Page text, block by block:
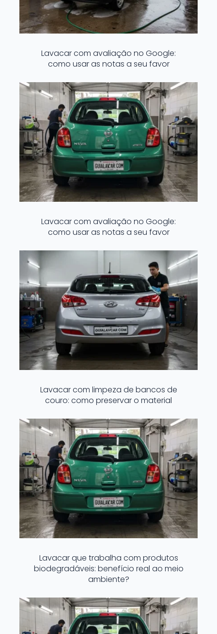
Lavacar com avaliação no Google:
como usar as notas a seu favor
Lavacar com avaliação no Google:
como usar as notas a seu favor
Lavacar com limpeza de bancos de
couro: como preservar o material
Lavacar que trabalha com produtos
biodegradáveis: benefício real ao meio
ambiente?